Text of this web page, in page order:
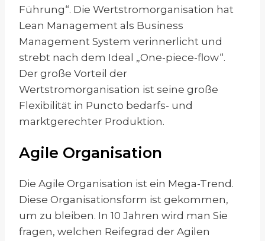
Führung“. Die Wertstromorganisation hat
Lean Management als Business
Management System verinnerlicht und
strebt nach dem Ideal „One-piece-flow“.
Der große Vorteil der
Wertstromorganisation ist seine große
Flexibilität in Puncto bedarfs- und
marktgerechter Produktion.
Agile Organisation
Die Agile Organisation ist ein Mega-Trend.
Diese Organisationsform ist gekommen,
um zu bleiben. In 10 Jahren wird man Sie
fragen, welchen Reifegrad der Agilen